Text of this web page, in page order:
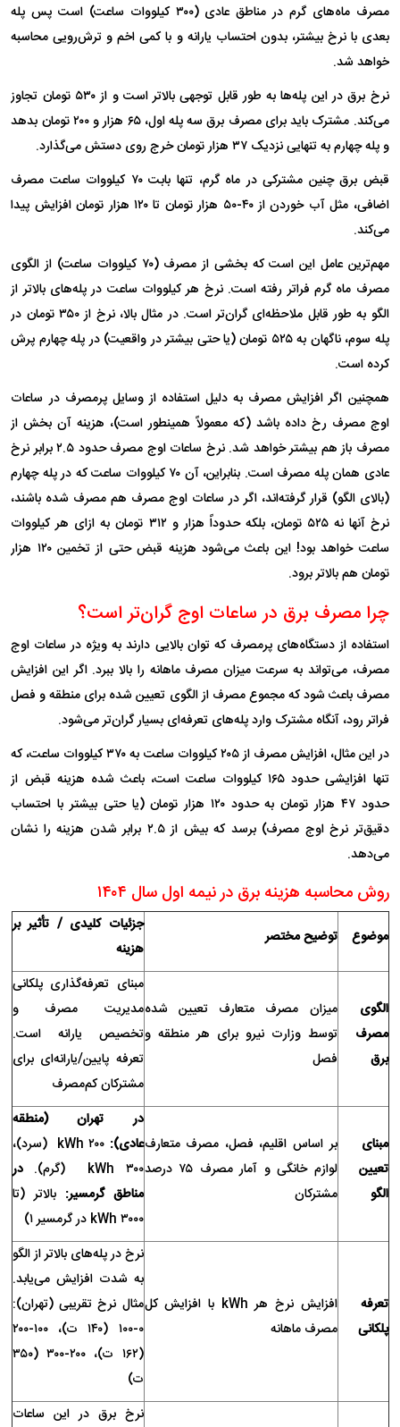
مصرف ماه‌های گرم در مناطق عادی (۳۰۰ کیلووات ساعت) است پس پله
بعدی با نرخ بیشتر، بدون احتساب یارانه و با کمی اخم و ترش‌رویی محاسبه
خواهد شد.
نرخ برق در این پله‌ها به طور قابل توجهی بالاتر است و از ۵۳۰ تومان تجاوز
می‌کند. مشترک باید برای مصرف برق سه پله اول، ۶۵ هزار و ۲۰۰ تومان بدهد
و پله چهارم به تنهایی نزدیک ۳۷ هزار تومان خرج روی دستش می‌گذارد.
قبض برق چنین مشترکی در ماه گرم، تنها بابت ۷۰ کیلووات ساعت مصرف
اضافی، مثل آب خوردن از ۴۰-۵۰ هزار تومان تا ۱۲۰ هزار تومان افزایش پیدا
می‌کند.
مهم‌ترین عامل این است که بخشی از مصرف (۷۰ کیلووات ساعت) از الگوی
مصرف ماه گرم فراتر رفته است. نرخ هر کیلووات ساعت در پله‌های بالاتر از
الگو به طور قابل ملاحظه‌ای گران‌تر است. در مثال بالا، نرخ از ۳۵۰ تومان در
پله سوم، ناگهان به ۵۲۵ تومان (یا حتی بیشتر در واقعیت) در پله چهارم پرش
کرده است.
همچنین اگر افزایش مصرف به دلیل استفاده از وسایل پرمصرف در ساعات
اوج مصرف رخ داده باشد (که معمولاً همینطور است)، هزینه آن بخش از
مصرف باز هم بیشتر خواهد شد. نرخ ساعات اوج مصرف حدود ۲.۵ برابر نرخ
عادی همان پله مصرف است. بنابراین، آن ۷۰ کیلووات ساعت که در پله چهارم
(بالای الگو) قرار گرفته‌اند، اگر در ساعات اوج مصرف هم مصرف شده باشند،
نرخ آنها نه ۵۲۵ تومان، بلکه حدوداً هزار و ۳۱۲ تومان به ازای هر کیلووات
ساعت خواهد بود! این باعث می‌شود هزینه قبض حتی از تخمین ۱۲۰ هزار
تومان هم بالاتر برود.
چرا مصرف برق در ساعات اوج گران‌تر است؟
استفاده از دستگاه‌های پرمصرف که توان بالایی دارند به ویژه در ساعات اوج
مصرف، می‌تواند به سرعت میزان مصرف ماهانه را بالا ببرد. اگر این افزایش
مصرف باعث شود که مجموع مصرف از الگوی تعیین شده برای منطقه و فصل
فراتر رود، آنگاه مشترک وارد پله‌های تعرفه‌ای بسیار گران‌تر می‌شود.
در این مثال، افزایش مصرف از ۲۰۵ کیلووات ساعت به ۳۷۰ کیلووات ساعت، که
تنها افزایشی حدود ۱۶۵ کیلووات ساعت است، باعث شده هزینه قبض از
حدود ۴۷ هزار تومان به حدود ۱۲۰ هزار تومان (یا حتی بیشتر با احتساب
دقیق‌تر نرخ اوج مصرف) برسد که بیش از ۲.۵ برابر شدن هزینه را نشان
می‌دهد.
روش محاسبه هزینه برق در نیمه اول سال ۱۴۰۴
موضوع توضیح مختصر
جزئیات کلیدی / تأثیر بر
هزینه
الگوی
مصرف
برق
میزان مصرف متعارف تعیین شده
توسط وزارت نیرو برای هر منطقه و
فصل
مبنای تعرفه‌گذاری پلکانی
مدیریت مصرف و
تخصیص یارانه است.
تعرفه پایین/یارانه‌ای برای
مشترکان کم‌مصرف
مبنای
تعیین
الگو
بر اساس اقلیم، فصل، مصرف متعارف
لوازم خانگی و آمار مصرف ۷۵ درصد
مشترکان
در تهران (منطقه
عادی):
۲۰۰ kWh (سرد)،
۳۰۰ kWh (گرم).
در
مناطق گرمسیر: بالاتر (تا
۳۰۰۰ kWh در گرمسیر ۱)
تعرفه
پلکانی
افزایش نرخ هر kWh با افزایش کل
مصرف ماهانه
نرخ در پله‌های بالاتر از الگو
به شدت افزایش می‌یابد.
مثال نرخ تقریبی (تهران):
۰-۱۰۰ (۱۴۰ ت)، ۱۰۰-۲۰۰
(۱۶۲ ت)، ۲۰۰-۳۰۰ (۳۵۰
ت)
نرخ برق در این ساعات